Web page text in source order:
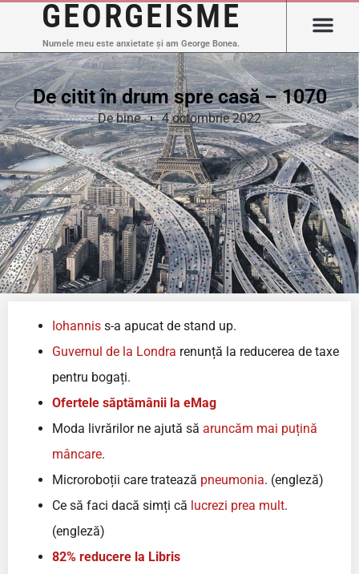
GEORGEISME
Numele meu este anxietate și am George Bonea.
De citit în drum spre casă – 1070
De bine 4 octombrie 2022
Iohannis s-a apucat de stand up.
Guvernul de la Londra renunță la reducerea de taxe
pentru bogați.
Ofertele săptămânii la eMag
Moda livrărilor ne ajută să aruncăm mai puțină
mâncare.
Microroboții care tratează pneumonia. (engleză)
Ce să faci dacă simți că lucrezi prea mult.
(engleză)
82% reducere la Libris